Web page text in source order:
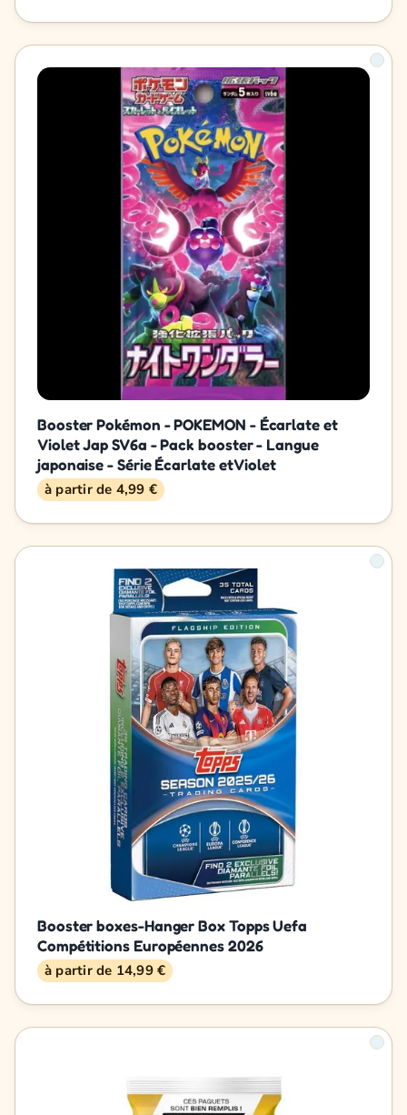
Booster Pokémon - POKEMON - Écarlate et
Violet Jap SV6a - Pack booster - Langue
japonaise - Série Écarlate et Violet
à partir de 4,99 €
Booster boxes-Hanger Box Topps Uefa
Compétitions Européennes 2026
à partir de 14,99 €